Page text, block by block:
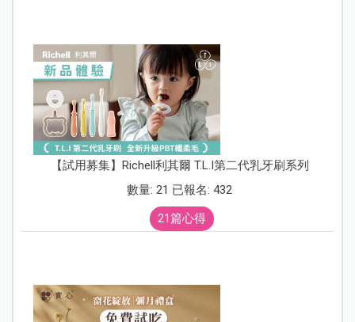
【試用募集】Richell利其爾 T.L.I第二代乳牙刷系列
數量: 21 已報名: 432
21篇心得